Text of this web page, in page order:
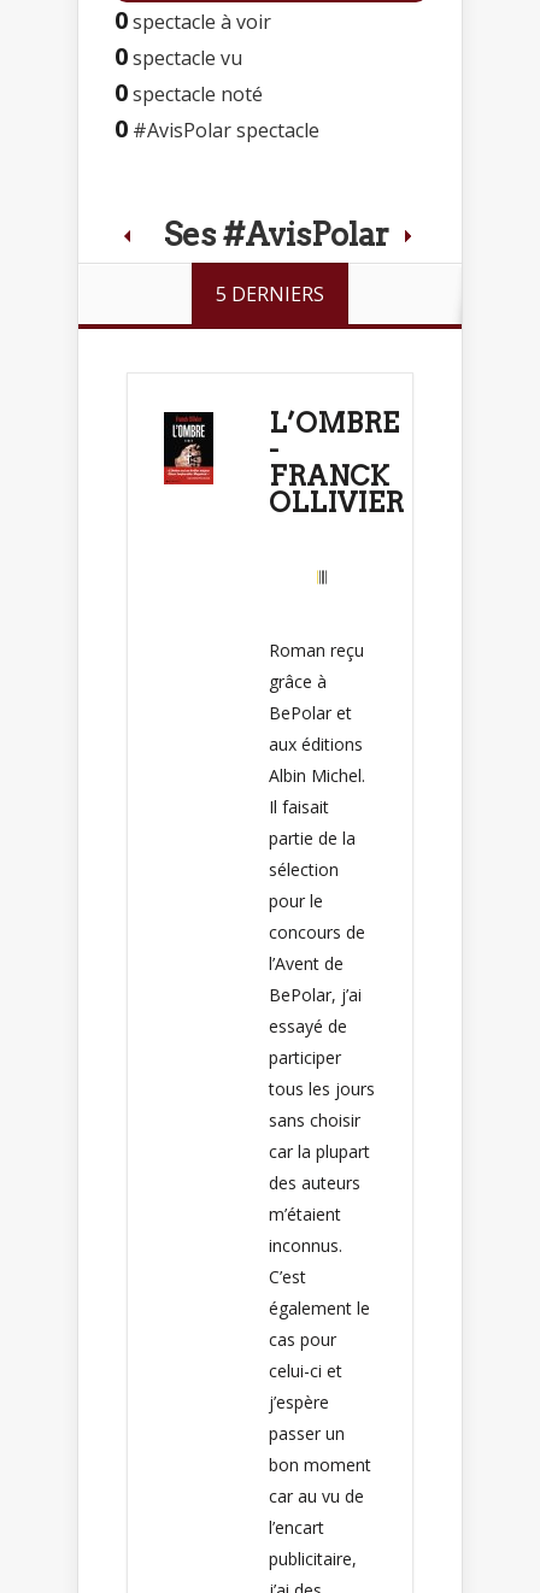
0spectacle à voir
0spectacle vu
0spectacle noté
0 #AvisPolar spectacle
Ses #AvisPolar
5 DERNIERS
L’OMBRE
-
FRANCK
OLLIVIER
Roman reçu
grâce à
BePolar et
aux éditions
Albin Michel.
Il faisait
partie de la
sélection
pour le
concours de
l’Avent de
BePolar, j’ai
essayé de
participer
tous les jours
sans choisir
car la plupart
des auteurs
m’étaient
inconnus.
C’est
également le
cas pour
celui-ci et
j’espère
passer un
bon moment
car au vu de
l’encart
publicitaire,